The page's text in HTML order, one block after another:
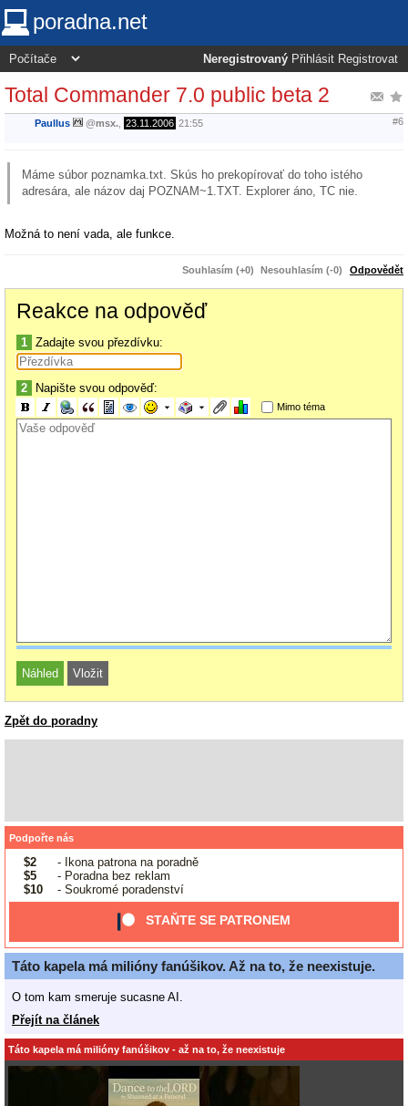
poradna.net
Neregistrovaný Přihlásit Registrovat
Total Commander 7.0 public beta 2
Paullus @msx. 23.11.2006 21:55 #6
Máme súbor poznamka.txt. Skús ho prekopírovať do toho istého
adresára, ale názov daj POZNAM~1.TXT. Explorer áno, TC nie.
Možná to není vada, ale funkce.
Souhlasím (+0) Nesouhlasím (-0) Odpovědět
Reakce na odpověď
1 Zadajte svou přezdívku:
2 Napište svou odpověď:
Mimo téma
Zpět do poradny
Podpořte nás
$2
- Ikona patrona na poradně
$5
- Poradna bez reklam
$10
- Soukromé poradenství
STAŇTE SE PATRONEM
Táto kapela má milióny fanúšikov. Až na to, že neexistuje.
O tom kam smeruje sucasne AI.
Přejít na článek
Táto kapela má milióny fanúšikov - až na to, že neexistuje